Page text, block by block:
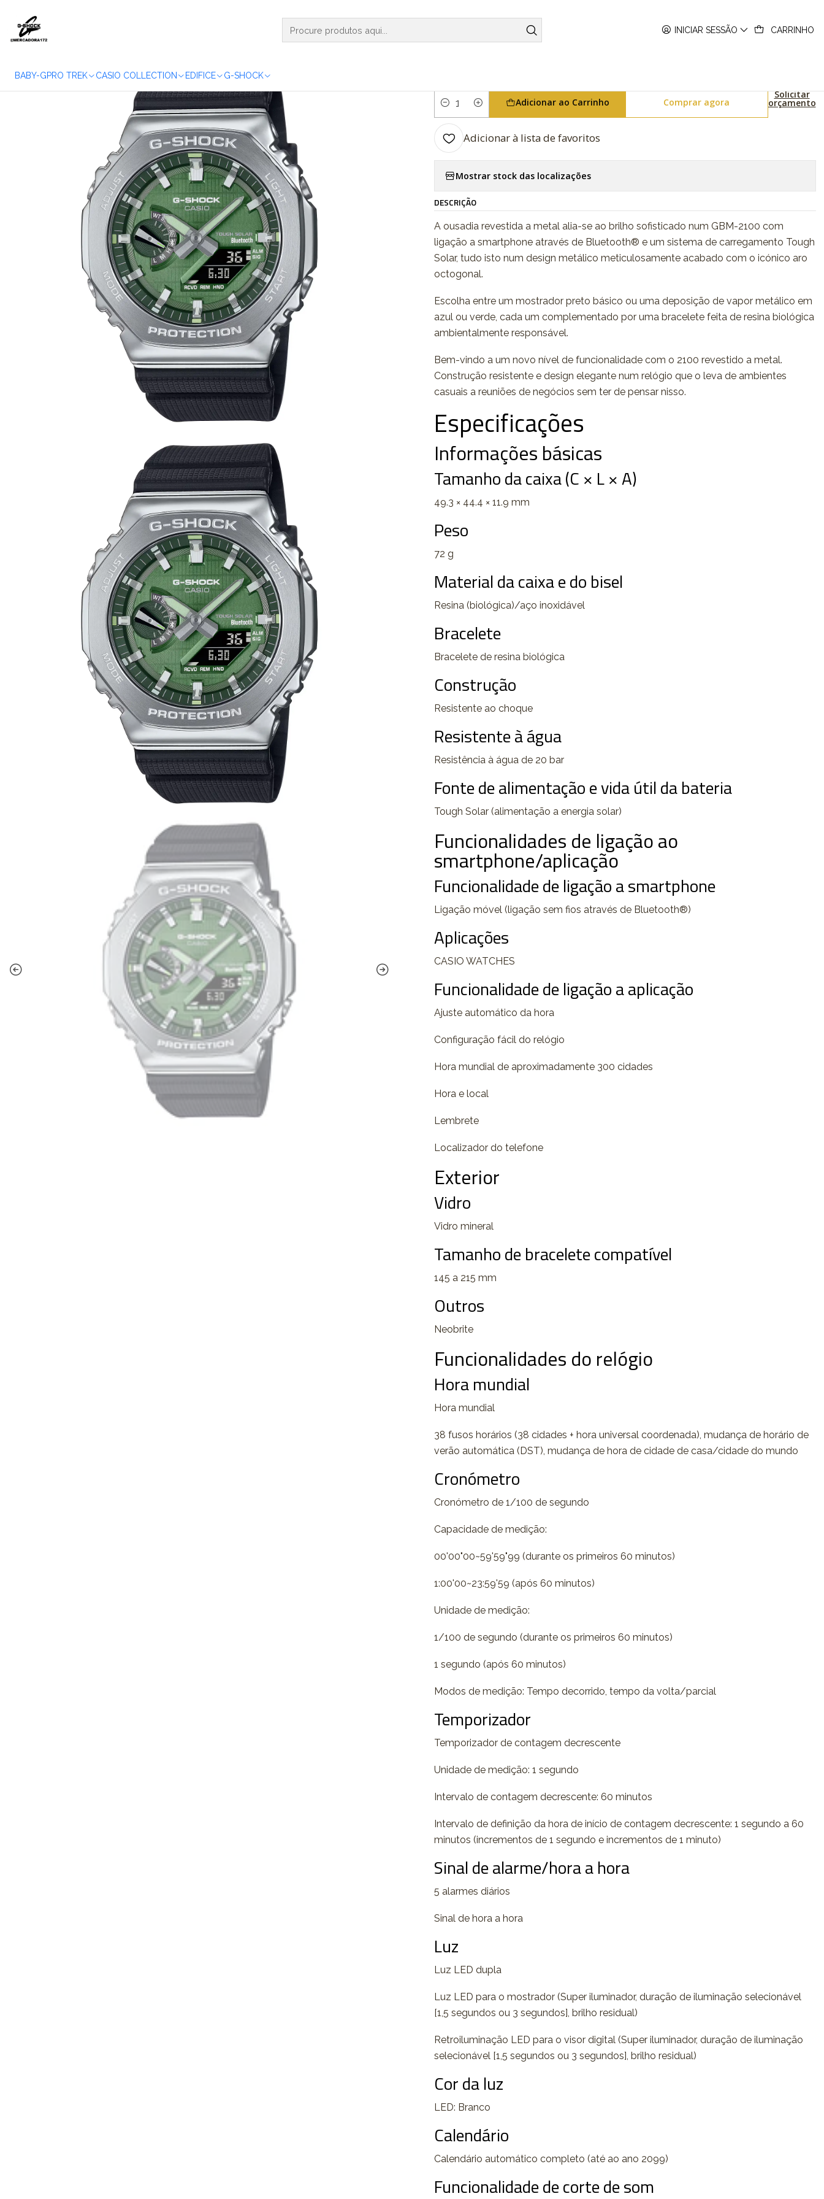
INICIAR SESSÃO CARRINHO
BABY-GPRO TREK CASIO COLLECTION EDIFICE G-SHOCK
Quantidade
Adicionar ao Carrinho Comprar agora
Solicitar
orçamento
Adicionar à lista de favoritos
Mostrar stock das localizações
DESCRIÇÃO
A ousadia revestida a metal alia-se ao brilho sofisticado num GBM-2100 com
ligação a smartphone através de Bluetooth® e um sistema de carregamento Tough
Solar, tudo isto num design metálico meticulosamente acabado com o icónico aro
octogonal.
Escolha entre um mostrador preto básico ou uma deposição de vapor metálico em
azul ou verde, cada um complementado por uma bracelete feita de resina biológica
ambientalmente responsável.
Bem-vindo a um novo nível de funcionalidade com o 2100 revestido a metal.
Construção resistente e design elegante num relógio que o leva de ambientes
casuais a reuniões de negócios sem ter de pensar nisso.
Especificações
Informações básicas
Tamanho da caixa (C × L × A)
49.3 × 44.4 × 11.9 mm
Peso
72 g
Material da caixa e do bisel
Resina (biológica)/aço inoxidável
Bracelete
Bracelete de resina biológica
Construção
Resistente ao choque
Resistente à água
Resistência à água de 20 bar
Fonte de alimentação e vida útil da bateria
Tough Solar (alimentação a energia solar)
Funcionalidades de ligação ao
smartphone/aplicação
Funcionalidade de ligação a smartphone
Ligação móvel (ligação sem fios através de Bluetooth®)
Aplicações
CASIO WATCHES
Funcionalidade de ligação a aplicação
Ajuste automático da hora
Configuração fácil do relógio
Hora mundial de aproximadamente 300 cidades
Hora e local
Lembrete
Localizador do telefone
Exterior
Vidro
Vidro mineral
Tamanho de bracelete compatível
145 a 215 mm
Outros
Neobrite
Funcionalidades do relógio
Hora mundial
Hora mundial
38 fusos horários (38 cidades + hora universal coordenada), mudança de horário de
verão automática (DST), mudança de hora de cidade de casa/cidade do mundo
Cronómetro
Cronómetro de 1/100 de segundo
Capacidade de medição:
00'00"00~59'59"99 (durante os primeiros 60 minutos)
1:00'00~23:59'59 (após 60 minutos)
Unidade de medição:
1/100 de segundo (durante os primeiros 60 minutos)
1 segundo (após 60 minutos)
Modos de medição: Tempo decorrido, tempo da volta/parcial
Temporizador
Temporizador de contagem decrescente
Unidade de medição: 1 segundo
Intervalo de contagem decrescente: 60 minutos
Intervalo de definição da hora de início de contagem decrescente: 1 segundo a 60
minutos (incrementos de 1 segundo e incrementos de 1 minuto)
Sinal de alarme/hora a hora
5 alarmes diários
Sinal de hora a hora
Luz
Luz LED dupla
Luz LED para o mostrador (Super iluminador, duração de iluminação selecionável
[1,5 segundos ou 3 segundos], brilho residual)
Retroiluminação LED para o visor digital (Super iluminador, duração de iluminação
selecionável [1,5 segundos ou 3 segundos], brilho residual)
Cor da luz
LED: Branco
Calendário
Calendário automático completo (até ao ano 2099)
Funcionalidade de corte de som